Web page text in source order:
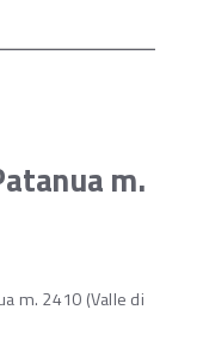
m.
m. 2410 (Valle di